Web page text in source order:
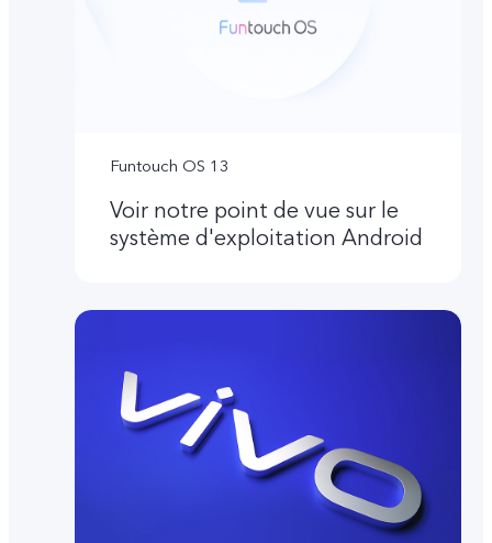
Funtouch OS 13
Voir notre point de vue sur le
système d'exploitation Android